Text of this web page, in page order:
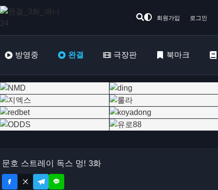
회원가입 로그인
방영중 완결 극장판 북마크
문호 스트레이 독스 멍! 3화